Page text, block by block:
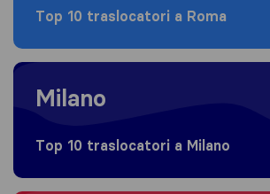
Top 10 traslocatori a Roma
Moving to Milano
Milano
Top 10 traslocatori a Milano